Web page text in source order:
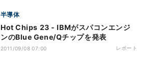
半導体
Hot Chips 23 - IBMがスパコンエンジ
ンのBlue Gene/Qチップを発表
2011/09/08 07:00 レポート